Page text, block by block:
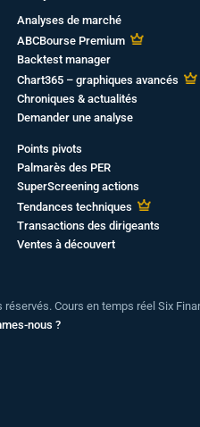
Analyses de marché
ABCBourse Premium
Backtest manager
Chart365 – graphiques avancés
Chroniques & actualités
Demander une analyse
Points pivots
Palmarès des PER
SuperScreening actions
Tendances techniques
Transactions des dirigeants
Ventes à découvert
réservés. Cours en temps réel Six
nous ?